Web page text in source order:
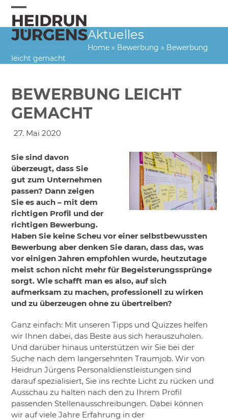
Skip
content
Open
mobile
menu
Close
mobile
menu
Aktuelles
Home » Bewerbung » Bewerbung
leicht gemacht
BEWERBUNG LEICHT
GEMACHT
27. Mai 2020
Sie sind davon
überzeugt, dass Sie
gut zum Unternehmen
passen? Dann zeigen
Sie es auch – mit dem
richtigen Profil und der
richtigen Bewerbung.
Haben Sie keine Scheu vor einer selbstbewussten
Bewerbung aber denken Sie daran, dass das, was
vor einigen Jahren empfohlen wurde, heutzutage
meist schon nicht mehr für Begeisterungssprünge
sorgt. Wie schafft man es also, auf sich
aufmerksam zu machen, professionell zu wirken
und zu überzeugen ohne zu übertreiben?
Ganz einfach: Mit unseren Tipps und Quizzes helfen
wir Ihnen dabei, das Beste aus sich herauszuholen.
Und darüber hinaus unterstützen wir Sie bei der
Suche nach dem langersehnten Traumjob. Wir von
Heidrun Jürgens Personaldienstleistungen sind
darauf spezialisiert, Sie ins rechte Licht zu rücken und
Ausschau zu halten nach den zu Ihrem Profil
passenden Stellenausschreibungen. Dabei können
wir auf viele Jahre Erfahrung in der